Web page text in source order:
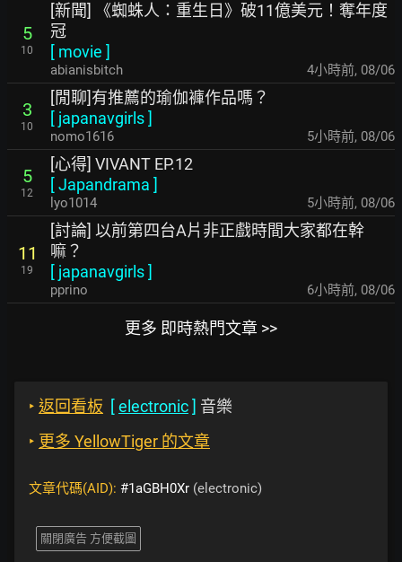
5
10
[新聞] 《蜘蛛人：重生日》破11億美元！奪年度
冠
[ movie ]
abianisbitch 4小時前, 08/06
3
10
[閒聊]有推薦的瑜伽褲作品嗎？
[ japanavgirls]
nomo1616 5小時前, 08/06
5
12
[心得] VIVANT EP.12
[Japandrama ]
lyo1014 5小時前, 08/06
11
19
[討論] 以前第四台A片非正戲時間大家都在幹
嘛？
[ japanavgirls]
pprino 6小時前, 08/06
更多 即時熱門文章 >>
‣ 返回看板 [electronic] 音樂
‣ 更多 YellowTiger 的文章
文章代碼(AID): #1aGBH0Xr (electronic)
關閉廣告 方便截圖